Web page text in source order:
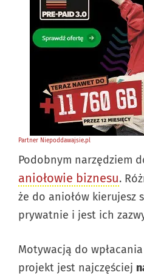
Podobnym narzędziem
aniołowie biznesu.
że do aniołów kierujesz
prywatnie i jest ich
Motywacją do
projekt jest najczęściej